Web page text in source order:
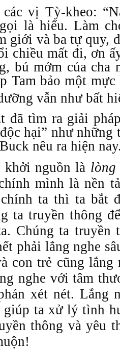
vị Tỳ-kheo:
là hiếu. Làm
giới và ba tự quy,
chiều mất đi, ơn
bú mớm của cha
Tam bảo một
vẫn như bất
đã tìm ra giải
hại” như những
nêu ra hiện
khởi nguồn là
mình là nền
ta thì ta bắt
ta truyền thông
Chúng ta truyền
phải lắng nghe
con trẻ cũng lắng
nghe với tâm
xét nét. Lắng
giúp ta xử lý tình
thông và yêu